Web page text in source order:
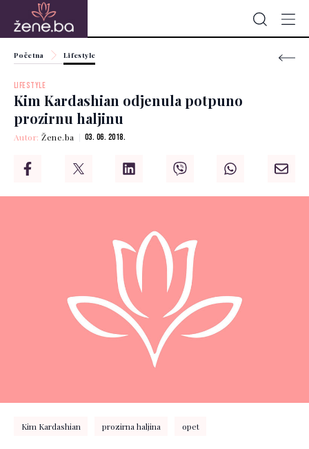
Početna Lifestyle
LIFESTYLE
Kim Kardashian odjenula potpuno
prozirnu haljinu
Autor:Žene.ba 03. 06. 2018.
Kim Kardashian prozirna haljina opet